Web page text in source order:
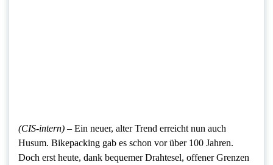
(CIS-intern) – Ein neuer, alter Trend erreicht nun auch
Husum. Bikepacking gab es schon vor über 100 Jahren.
Doch erst heute, dank bequemer Drahtesel, offener Grenzen